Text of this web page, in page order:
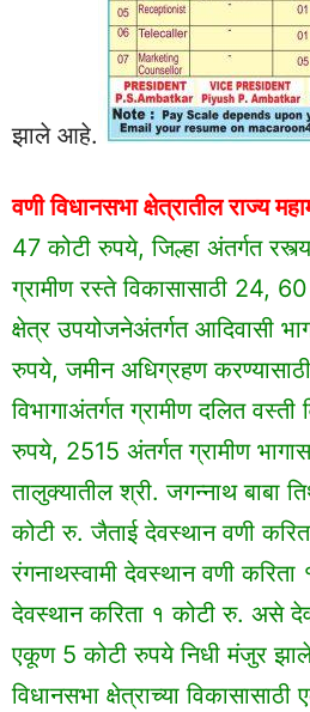
झाले आहे.
वणी विधानसभा क्षेत्रातील राज्य
47 कोटी रुपये, जिल्हा अंतर्गत
ग्रामीण रस्ते विकासासाठी 24,
क्षेत्र उपयोजनेअंतर्गत आदिवासी
रुपये, जमीन अधिग्रहण
विभागाअंतर्गत ग्रामीण दलित वस्ती
रुपये, 2515 अंतर्गत ग्रामीण
तालुक्यातील श्री. जगन्नाथ बाबा
कोटी रु. जैताई देवस्थान वणी
रंगनाथस्वामी देवस्थान वणी
देवस्थान करिता १ कोटी रु. असे
एकूण 5 कोटी रुपये निधी मंजुर
विधानसभा क्षेत्राच्या